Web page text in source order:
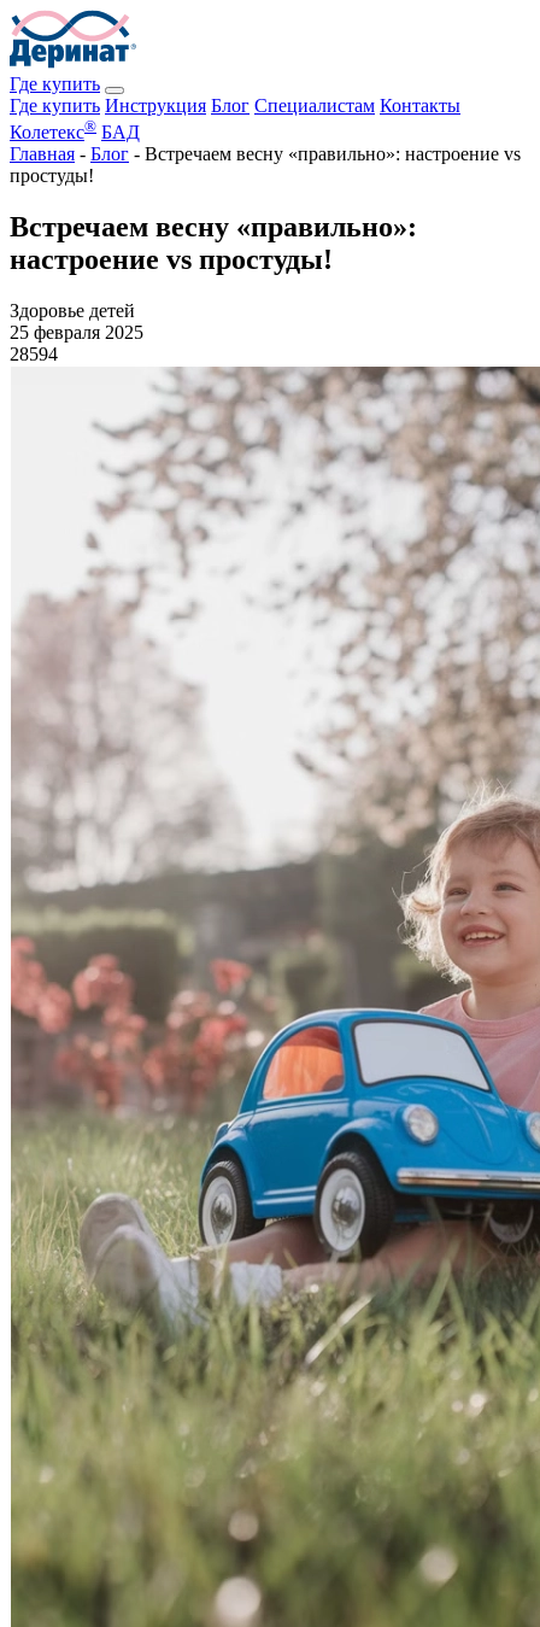
Где купить
Где купить Инструкция Блог Специалистам Контакты
Колетекс® БАД
Главная - Блог - Встречаем весну «правильно»: настроение vs
простуды!
Встречаем весну «правильно»:
настроение vs простуды!
Здоровье детей
25 февраля 2025
28594